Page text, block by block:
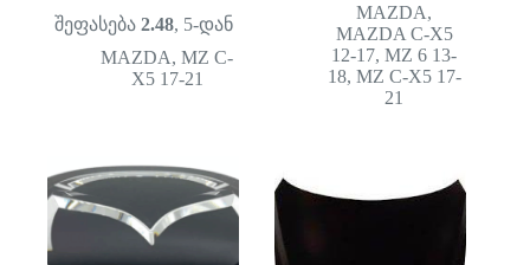
შეფასება 2.48, 5-დან
MAZDA,MZ C-
X5 17-21
MAZDA,
MAZDA C-X5
12-17,MZ 6 13-
18, MZ C-X5 17-
21